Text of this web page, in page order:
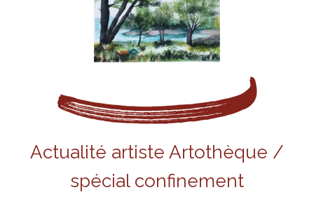
Actualité artiste Artothèque /
spécial confinement